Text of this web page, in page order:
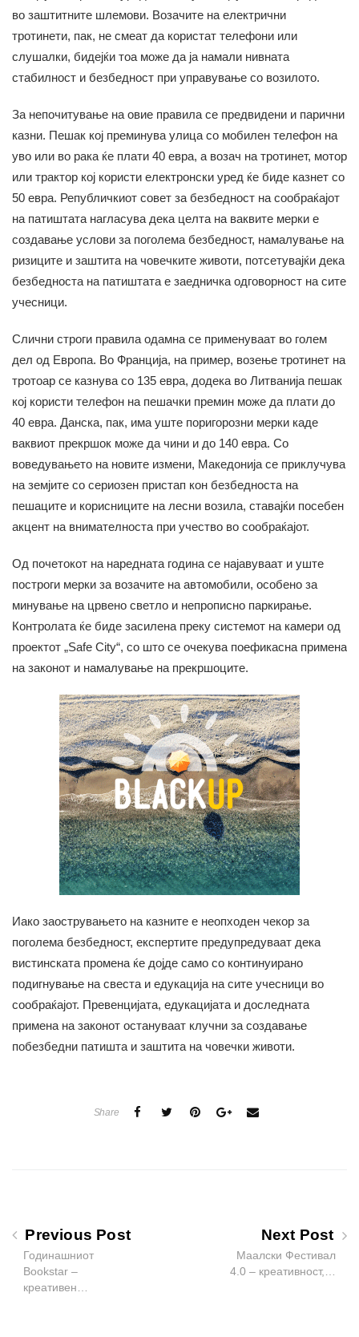
во заштитните шлемови. Возачите на електрични
тротинети, пак, не смеат да користат телефони или
слушалки, бидејќи тоа може да ја намали нивната
стабилност и безбедност при управување со возилото.
За непочитување на овие правила се предвидени и парични
казни. Пешак кој преминува улица со мобилен телефон на
уво или во рака ќе плати 40 евра, а возач на тротинет, мотор
или трактор кој користи електронски уред ќе биде казнет со
50 евра. Републичкиот совет за безбедност на сообраќајот
на патиштата нагласува дека целта на ваквите мерки е
создавање услови за поголема безбедност, намалување на
ризиците и заштита на човечките животи, потсетувајќи дека
безбедноста на патиштата е заедничка одговорност на сите
учесници.
Слични строги правила одамна се применуваат во голем
дел од Европа. Во Франција, на пример, возење тротинет на
тротоар се казнува со 135 евра, додека во Литванија пешак
кој користи телефон на пешачки премин може да плати до
40 евра. Данска, пак, има уште поригорозни мерки каде
ваквиот прекршок може да чини и до 140 евра. Со
воведувањето на новите измени, Македонија се приклучува
на земјите со сериозен пристап кон безбедноста на
пешаците и корисниците на лесни возила, ставајќи посебен
акцент на внимателноста при учество во сообраќајот.
Од почетокот на наредната година се најавуваат и уште
построги мерки за возачите на автомобили, особено за
минување на црвено светло и непрописно паркирање.
Контролата ќе биде засилена преку системот на камери од
проектот „Safe City“, со што се очекува поефикасна примена
на законот и намалување на прекршоците.
Иако заострувањето на казните е неопходен чекор за
поголема безбедност, експертите предупредуваат дека
вистинската промена ќе дојде само со континуирано
подигнување на свеста и едукација на сите учесници во
сообраќајот. Превенцијата, едукацијата и доследната
примена на законот остануваат клучни за создавање
побезбедни патишта и заштита на човечки животи.
Share
Previous Post
Годинашниот
Bookstar –
креативен…
Next Post
Маалски Фестивал
4.0 – креативност,…